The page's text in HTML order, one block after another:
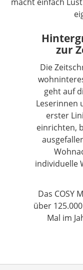
zur
Die
geht auf
Leserinnen
erster
einrichten,
individuelle
Das COSY
über
Mal im